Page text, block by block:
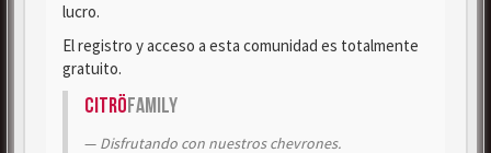
lucro.
El registro y acceso a esta comunidad es totalmente
gratuito.
CitröFamily
Disfrutando con nuestros chevrones.